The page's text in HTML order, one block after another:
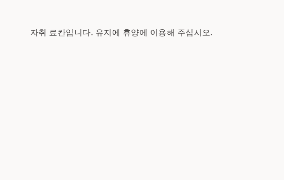
자취 료칸입니다. 유지에 휴양에 이용해 주십시오.